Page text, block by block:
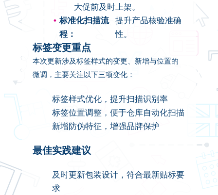
大促前及时上架。
标准化扫描流
程：
提升产品核验准确
性。
标签变更重点
本次更新涉及标签样式的变更、新增与位置的
微调，主要关注以下三项变化：
标签样式优化，提升扫描识别率
标签位置调整，便于仓库自动化扫描
新增防伪特征，增强品牌保护
最佳实践建议
及时更新包装设计，符合最新贴标要
求